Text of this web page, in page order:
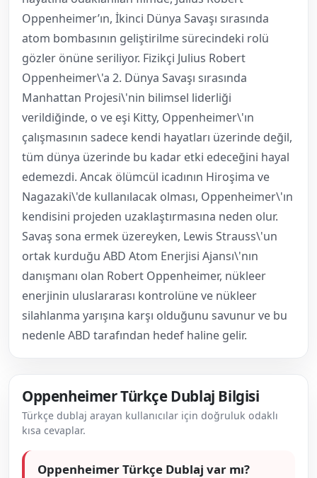
Oppenheimer’ın, İkinci Dünya Savaşı sırasında
atom bombasının geliştirilme sürecindeki rolü
gözler önüne seriliyor. Fizikçi Julius Robert
Oppenheimer\'a 2. Dünya Savaşı sırasında
Manhattan Projesi\'nin bilimsel liderliği
verildiğinde, o ve eşi Kitty, Oppenheimer\'ın
çalışmasının sadece kendi hayatları üzerinde değil,
tüm dünya üzerinde bu kadar etki edeceğini hayal
edemezdi. Ancak ölümcül icadının Hiroşima ve
Nagazaki\'de kullanılacak olması, Oppenheimer\'ın
kendisini projeden uzaklaştırmasına neden olur.
Savaş sona ermek üzereyken, Lewis Strauss\'un
ortak kurduğu ABD Atom Enerjisi Ajansı\'nın
danışmanı olan Robert Oppenheimer, nükleer
enerjinin uluslararası kontrolüne ve nükleer
silahlanma yarışına karşı olduğunu savunur ve bu
nedenle ABD tarafından hedef haline gelir.
Oppenheimer Türkçe Dublaj Bilgisi
Türkçe dublaj arayan kullanıcılar için doğruluk odaklı
kısa cevaplar.
Oppenheimer Türkçe Dublaj var mı?